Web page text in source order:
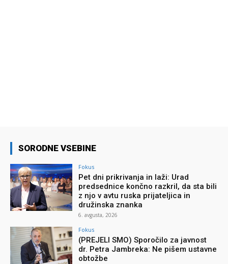
SORODNE VSEBINE
Fokus
Pet dni prikrivanja in laži: Urad
predsednice končno razkril, da sta bili
z njo v avtu ruska prijateljica in
družinska znanka
6. avgusta, 2026
Fokus
(PREJELI SMO) Sporočilo za javnost
dr. Petra Jambreka: Ne pišem ustavne
obtožbe